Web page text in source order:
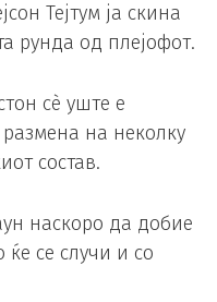
Тејтум ја скина
рунда од плејофот.
сè уште е
на неколку
состав.
наскоро да добие
ќе се случи и со